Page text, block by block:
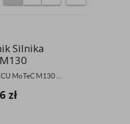
Silnika
MoTeC M130 ...
zł